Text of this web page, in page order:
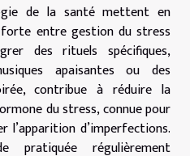
de la santé mettent en
entre gestion du stress
des rituels spécifiques,
apaisantes ou des
contribue à réduire la
du stress, connue pour
d’imperfections.
pratiquée régulièrement